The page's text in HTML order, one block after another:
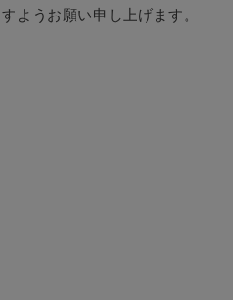
ようお願い申し上げます。